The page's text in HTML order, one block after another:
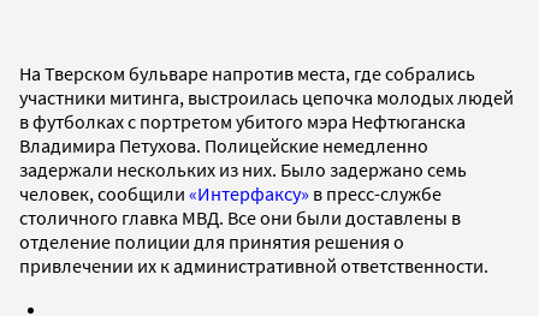
На Тверском бульваре напротив места, где собрались
участники митинга, выстроилась цепочка молодых людей
в футболках с портретом убитого мэра Нефтюганска
Владимира Петухова. Полицейские немедленно
задержали нескольких из них. Было задержано семь
человек, сообщили «Интерфаксу» в пресс-службе
столичного главка МВД. Все они были доставлены в
отделение полиции для принятия решения о
привлечении их к административной ответственности.